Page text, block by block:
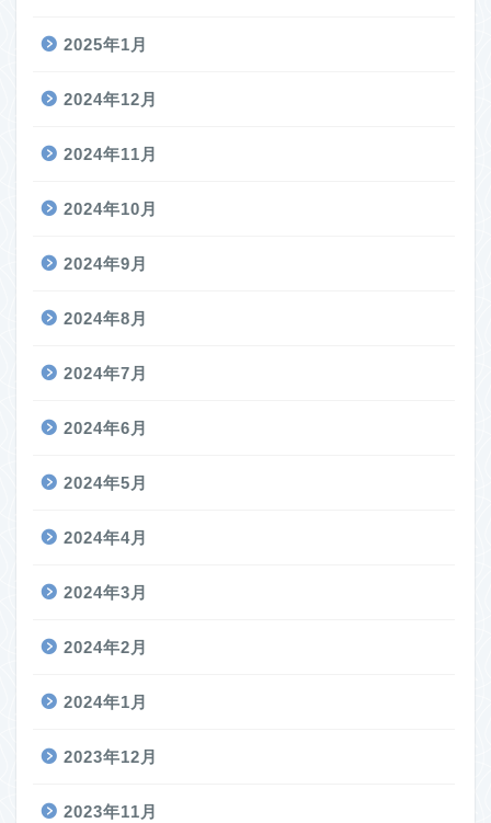
2025年1月
2024年12月
2024年11月
2024年10月
2024年9月
2024年8月
2024年7月
2024年6月
2024年5月
2024年4月
2024年3月
2024年2月
2024年1月
2023年12月
2023年11月